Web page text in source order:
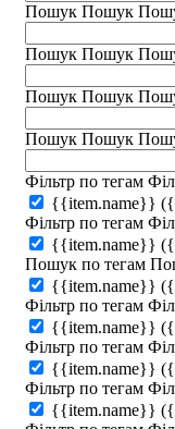
Пошук Пошук
Пошук Пошук
Пошук Пошук
Пошук Пошук
Фільтр по тегам
{{item.name}}
Фільтр по тегам
{{item.name}}
Пошук по тегам
{{item.name}}
Фільтр по тегам
{{item.name}}
Фільтр по тегам
{{item.name}}
Фільтр по тегам
{{item.name}}